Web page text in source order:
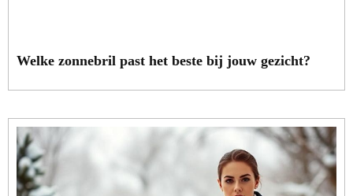
Welke zonnebril past het beste bij jouw gezicht?